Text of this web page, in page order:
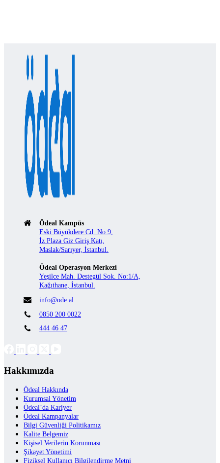
Ödeal Kampüs
Eski Büyükdere Cd. No:9,
İz Plaza Giz Giriş Katı,
Maslak/Sarıyer, İstanbul.
Ödeal Operasyon Merkezi
Yeşilce Mah. Destegül Sok. No:1/A,
Kağıthane, İstanbul.
info@ode.al
0850 200 0022
444 46 47
Hakkımızda
Ödeal Hakkında
Kurumsal Yönetim
Ödeal’da Kariyer
Ödeal Kampanyalar
Bilgi Güvenliği Politikamız
Kalite Belgemiz
Kişisel Verilerin Korunması
Şikayet Yönetimi
Fiziksel Kullanıcı Bilgilendirme Metni